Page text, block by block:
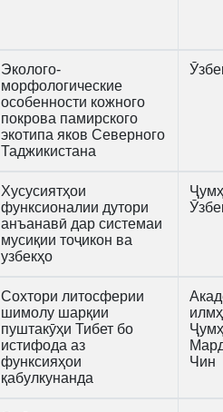
Эколого-
морфологические
особенности кожного
покрова памирского
экотипа яков Северного
Таджикистана
Хусусиятҳои
функсионалии дутори
анъанавӣ дар системаи
мусиқии тоҷикон ва
узбекҳо
Сохтори литосферии
шимолу шарқии
пуштакӯҳи Тибет бо
истифода аз
функсияҳои
қабулкунанда
Чин